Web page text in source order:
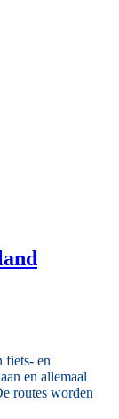
fiets- en
en allemaal
routes worden